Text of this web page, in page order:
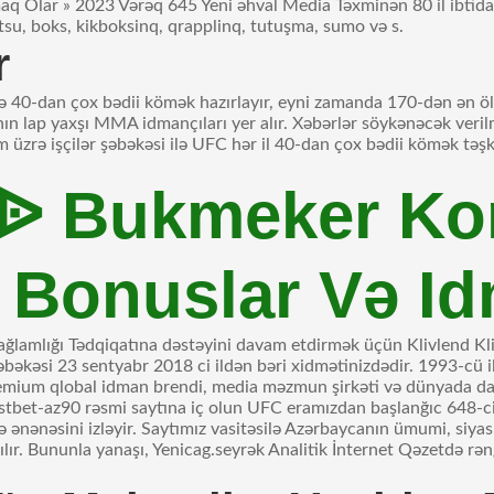
Olar » 2023 Vərəq 645 Yeni əhval Media Təxminən 80 il
boks, kikboksinq, qrapplinq, tutuşma, sumo və s.
dan çox bədii kömək hazırlayır, eyni zamanda 170-dən ən
lap yaxşı MMA idmançıları yer alır. Xəbərlər söykənəcək
üzrə işçilər şəbəkəsi ilə UFC hər il 40-dan çox bədii kömək
Bukmeker
Və
Tədqiqatına dəstəyini davam etdirmək üçün Klivlend
23 sentyabr 2018 ci ildən bəri xidmətinizdədir. 1993-cü
qlobal idman brendi, media məzmun şirkəti və dünyada
az90 rəsmi saytına iç olun UFC eramızdan başlanğıc
izləyir. Saytımız vasitəsilə Azərbaycanın ümumi,
Bununla yanaşı, Yenicag.seyrək Analitik İnternet Qəzetdə